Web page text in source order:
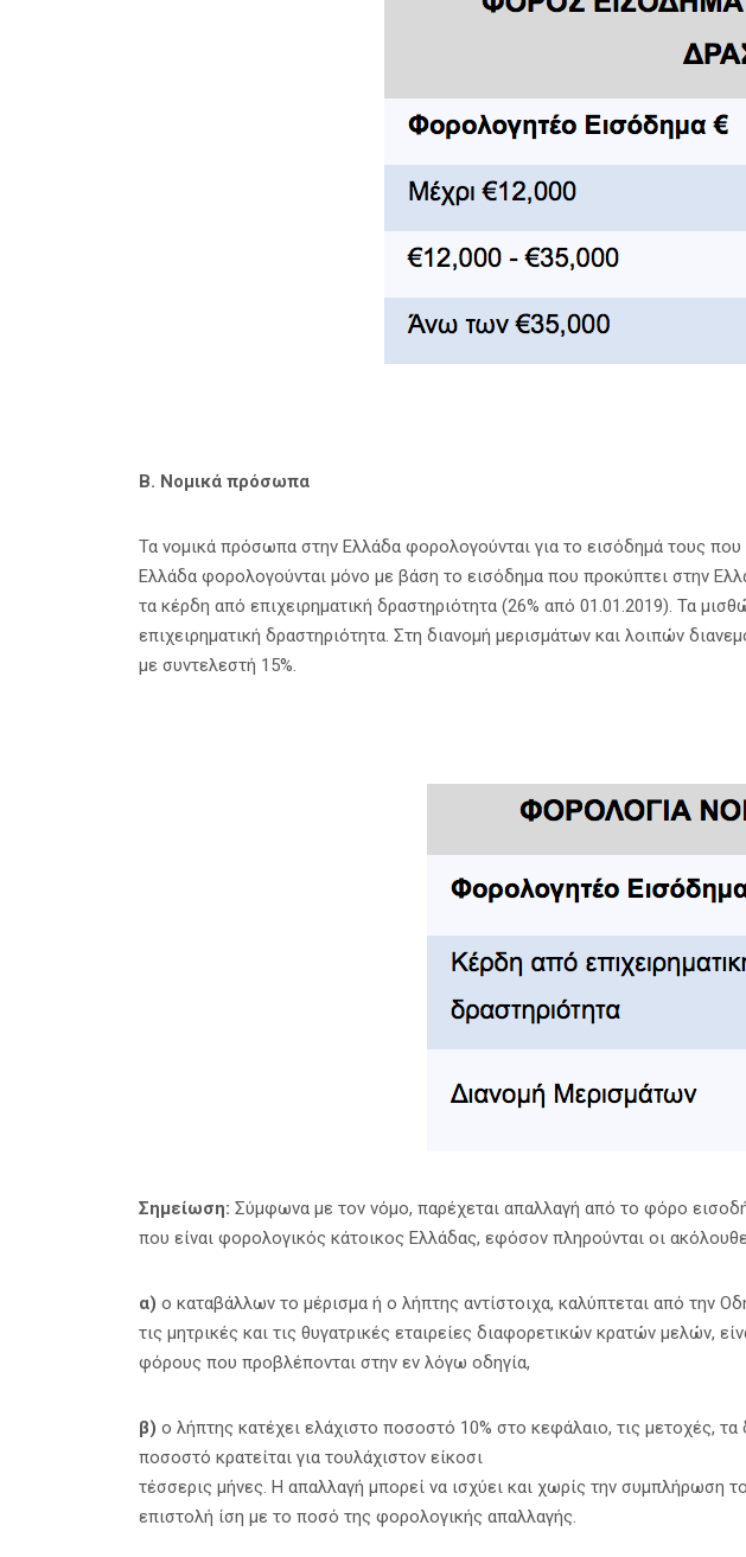
Β. Νομικά πρόσωπα
Τα νομικά πρόσωπα στην Ελλάδα φορολογούνται για το εισόδημά τους
Ελλάδα φορολογούνται μόνο με βάση το εισόδημα που προκύπτει στην
τα κέρδη από επιχειρηματική δραστηριότητα (26% από 01.01.2019). Τα
επιχειρηματική δραστηριότητα. Στη διανομή μερισμάτων και λοιπών
με συντελεστή 15%.
Σημείωση: Σύμφωνα με τον νόμο, παρέχεται απαλλαγή από το φόρο
που είναι φορολογικός κάτοικος Ελλάδας, εφόσον πληρούνται οι
α) ο καταβάλλων το μέρισμα ή ο λήπτης αντίστοιχα, καλύπτεται από την
τις μητρικές και τις θυγατρικές εταιρείες διαφορετικών κρατών μελών,
φόρους που προβλέπονται στην εν λόγω οδηγία,
β) ο λήπτης κατέχει ελάχιστο ποσοστό 10% στο κεφάλαιο, τις μετοχές,
ποσοστό κρατείται για τουλάχιστον είκοσι
τέσσερις μήνες. Η απαλλαγή μπορεί να ισχύει και χωρίς την συμπλήρωση
επιστολή ίση με το ποσό της φορολογικής απαλλαγής.